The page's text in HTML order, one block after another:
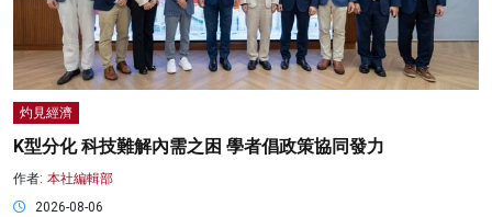
灼見經濟
K型分化 科技難解內需之困 學者倡政策協同發力
作者: 本社編輯部
2026-08-06